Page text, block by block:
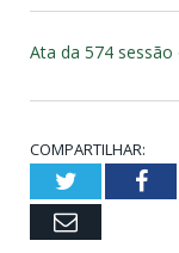
Ata da 574
COMPARTILHAR:
Twitter
Email